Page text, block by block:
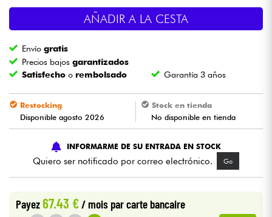
Batería y percusión
Vientos
Niños
Cables & Acces.
AÑADIR A LA CESTA
Envíogratis
Precios bajosgarantizados
Satisfecho o rembolsado Garantía 3 años
Restocking
Disponible agosto 2026
Stock en tienda
No disponible en tienda
INFORMARME DE SU ENTRADA EN STOCK
Quiero ser notificado por correo electrónico. Go
Payez67.43 € / mois par carte bancaire